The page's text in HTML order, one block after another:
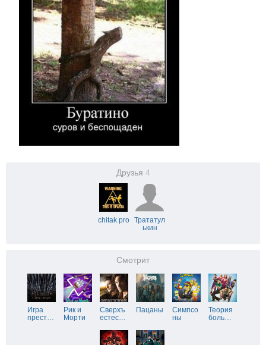
Друзья 4
chitak pro
Трататул
ькин
Смотрит
Игра
прест…
Рик и
Морти
Сверхъ
естес…
Пацаны
Симпсо
ны
Теория
боль…